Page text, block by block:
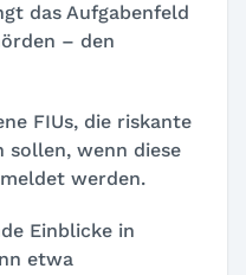
das Aufgabenfeld
– den
FIUs, die riskante
sollen, wenn diese
werden.
Einblicke in
etwa